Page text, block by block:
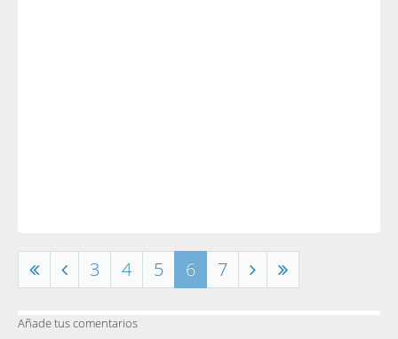
3 4 5 6 7
Añade tus comentarios